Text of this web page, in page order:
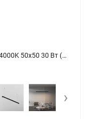
Линейный светильник подвесной 4000K 50x50 30 Вт (Черный, 1,5 м) LL312030 (Черный) LL312030 - фото
›